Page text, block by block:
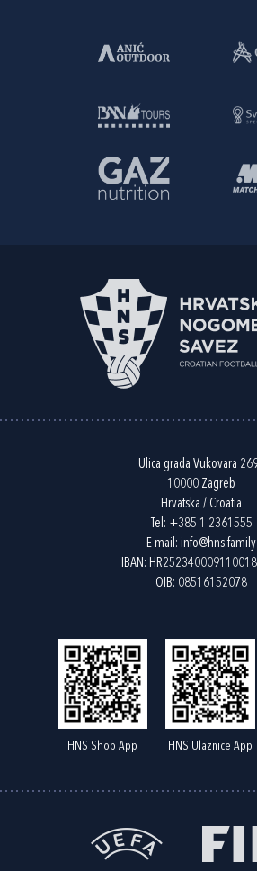
Ulica grada Vukovara
10000 Zagreb
Hrvatska / Croatia
Tel: +385 1 2361555
E-mail: info@hns.family
IBAN:
OIB: 08516152078
HNS Shop App HNS Ulaznice App